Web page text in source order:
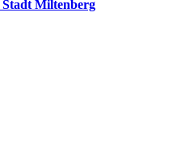
Stadt Miltenberg